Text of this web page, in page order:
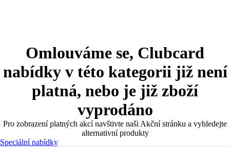
Omlouváme se, Clubcard
nabídky v této kategorii již není
platná, nebo je již zboží
vyprodáno
Pro zobrazení platných akcí navštivte naši Akční stránku a vyhledejte
alternativní produkty
Speciální nabídky